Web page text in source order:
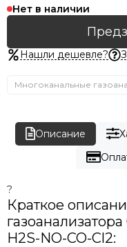
Нет в наличии
Нашли дешевле?
Многоканальные
Описание
?
Краткое
H2S-NO-CO-Cl2: